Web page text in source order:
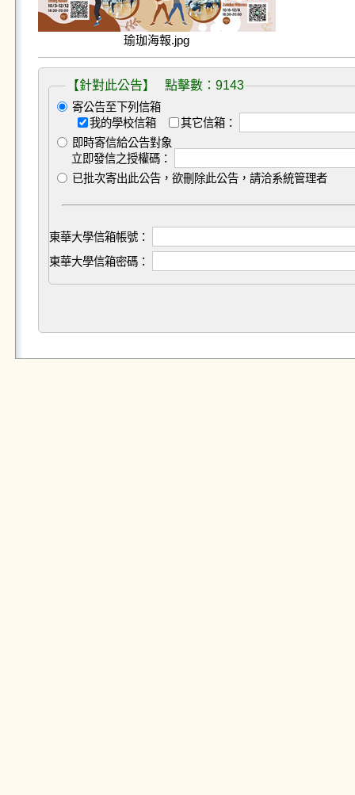
瑜珈海報.jpg
【針對此公告】 點擊數：9143
寄公告至下列信箱
我的學校信箱
其它信箱：
即時寄信給公告對象
立即發信之授權碼：
已批次寄出此公告，欲刪除此公告，請洽系統管理者
東華大學信箱帳號：
東華大學信箱密碼：